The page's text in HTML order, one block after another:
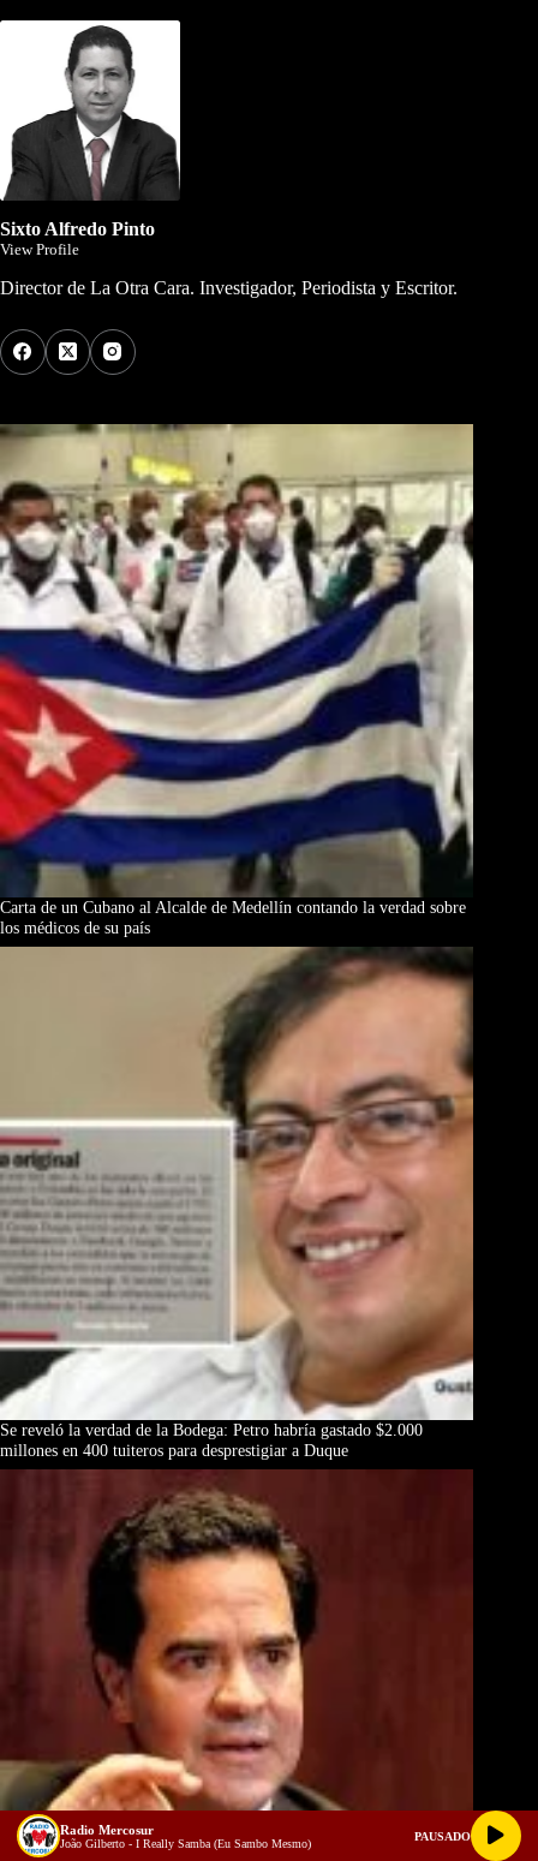
Sixto Alfredo Pinto
View Profile
Director de La Otra Cara. Investigador, Periodista y Escritor.
Carta de un Cubano al Alcalde de Medellín contando la verdad sobre
los médicos de su país
Se reveló la verdad de la Bodega: Petro habría gastado $2.000
millones en 400 tuiteros para desprestigiar a Duque
Radio Mercosur
João Gilberto - I Really Samba (Eu Sambo Mesmo)
PAUSADO